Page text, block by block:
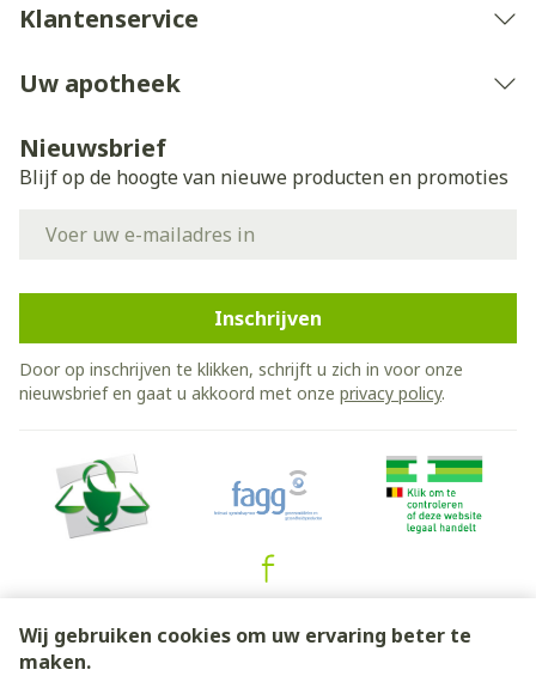
Wij gebruiken cookies om uw ervaring beter te
maken.
Klantenservice
Uw apotheek
Nieuwsbrief
Blijf op de hoogte van nieuwe producten en promoties
Inschrijven
Door op inschrijven te klikken, schrijft u zich in voor onze
nieuwsbrief en gaat u akkoord met onze privacy policy.
Juridische links